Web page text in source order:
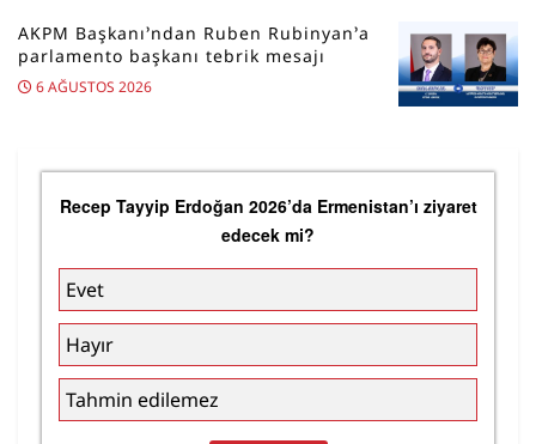
AKPM Başkanı’ndan Ruben Rubinyan’a
parlamento başkanı tebrik mesajı
6 AĞUSTOS 2026
Recep Tayyip Erdoğan 2026’da Ermenistan’ı ziyaret
edecek mi?
Evet
Hayır
Tahmin edilemez